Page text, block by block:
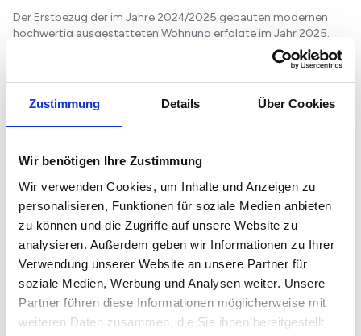
Zustimmung Details Über Cookies
Wir benötigen Ihre Zustimmung
Wir verwenden Cookies, um Inhalte und Anzeigen zu
personalisieren, Funktionen für soziale Medien anbieten
zu können und die Zugriffe auf unsere Website zu
analysieren. Außerdem geben wir Informationen zu Ihrer
Verwendung unserer Website an unsere Partner für
soziale Medien, Werbung und Analysen weiter. Unsere
Partner führen diese Informationen möglicherweise mit
weiteren Daten zusammen, die Sie ihnen bereitgestellt
Der Erstbezug der im Jahre 2024/2025 gebauten modernen
hochwertig ausgestatteten Wohnung erfolgte im Jahr 2025.
Aus familiärem Gründen erfolgt der Verkauf dieser Wohnung. Die
Highlights der Wohnung sind die sonnige Süd-West-Terrasse
von ca. 38 qm und die große Sondernutzungsfläche, die mitten
in der Stadt einen Ort zum Entspannen und Genießen im Freien
bietet. Die Terrasse ist mit einem Keramik-...
Austattung
Terrasse, Garten, Keller, Fahrstuhl, Einbauküche, Gäste-WC,
Fliesen
Bemerkungen:
Elektrische Rollläden
Maßgefertigte Plissees und Insektenschutzgitter (teilweise als
Schiebeelemente)